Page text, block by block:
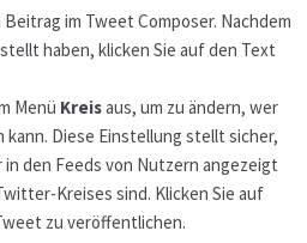
im Tweet Composer. Nachdem
haben, klicken Sie auf den Text
Menü Kreisaus, um zu ändern, wer
kann. Diese Einstellung stellt sicher,
den Feeds von Nutzern angezeigt
Kreises sind. Klicken Sie auf
zu veröffentlichen.